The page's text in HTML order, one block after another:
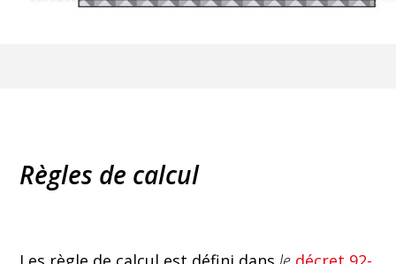
Règles de calcul